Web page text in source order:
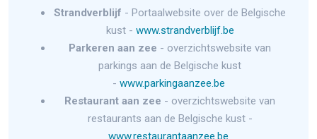
Strandverblijf - Portaalwebsite over de Belgische
kust - www.strandverblijf.be
Parkeren aan zee - overzichtswebsite van
parkings aan de Belgische kust
- www.parkingaanzee.be
Restaurant aan zee - overzichtswebsite van
restaurants aan de Belgische kust -
www.restaurantaanzee.be